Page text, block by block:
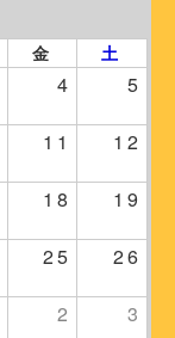
金 土
4 5
11 12
18 19
25 26
2 3